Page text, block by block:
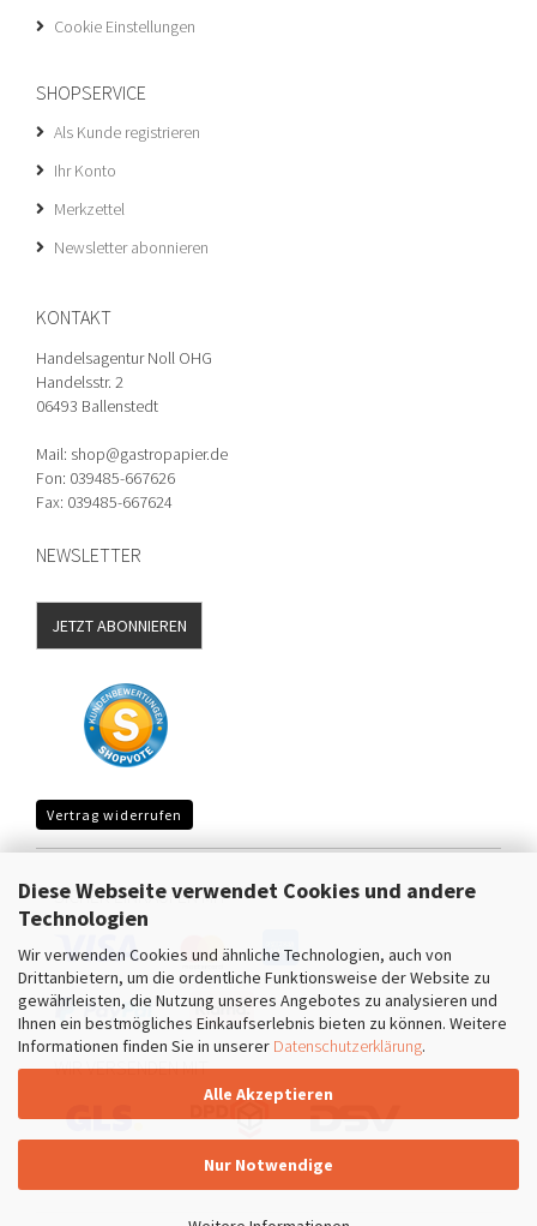
Diese Webseite verwendet Cookies und andere
Technologien
Wir verwenden Cookies und ähnliche Technologien, auch von
Drittanbietern, um die ordentliche Funktionsweise der Website zu
gewährleisten, die Nutzung unseres Angebotes zu analysieren und
Ihnen ein bestmögliches Einkaufserlebnis bieten zu können. Weitere
Informationen finden Sie in unserer Datenschutzerklärung.
Alle Akzeptieren
Nur Notwendige
Cookie Einstellungen
SHOPSERVICE
Als Kunde registrieren
Ihr Konto
Merkzettel
Newsletter abonnieren
KONTAKT
Handelsagentur Noll OHG
Handelsstr. 2
06493 Ballenstedt
Mail: shop@gastropapier.de
Fon: 039485-667626
Fax: 039485-667624
NEWSLETTER
JETZT ABONNIEREN
Vertrag widerrufen
SICHER EINKAUFEN MIT
WIR VERSENDEN MIT